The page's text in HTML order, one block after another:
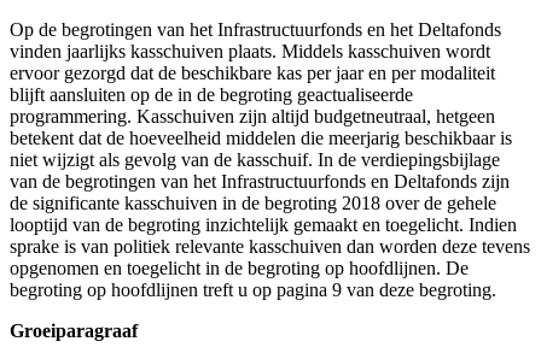
Op de begrotingen van het Infrastructuurfonds en het Deltafonds
vinden jaarlijks kasschuiven plaats. Middels kasschuiven wordt
ervoor gezorgd dat de beschikbare kas per jaar en per modaliteit
blijft aansluiten op de in de begroting geactualiseerde
programmering. Kasschuiven zijn altijd budgetneutraal, hetgeen
betekent dat de hoeveelheid middelen die meerjarig beschikbaar is
niet wijzigt als gevolg van de kasschuif. In de verdiepingsbijlage
van de begrotingen van het Infrastructuurfonds en Deltafonds zijn
de significante kasschuiven in de begroting 2018 over de gehele
looptijd van de begroting inzichtelijk gemaakt en toegelicht. Indien
sprake is van politiek relevante kasschuiven dan worden deze tevens
opgenomen en toegelicht in de begroting op hoofdlijnen. De
begroting op hoofdlijnen treft u op pagina 9 van deze begroting.
Groeiparagraaf